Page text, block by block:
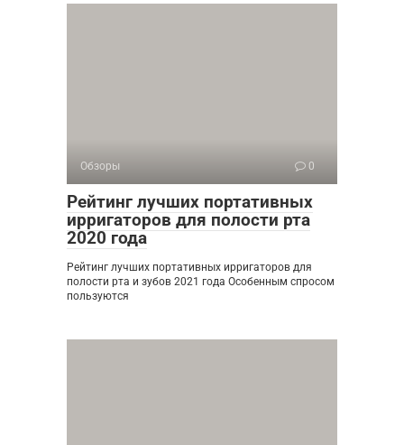
Обзоры 0
Рейтинг лучших портативных
ирригаторов для полости рта
2020 года
Рейтинг лучших портативных ирригаторов для
полости рта и зубов 2021 года Особенным спросом
пользуются